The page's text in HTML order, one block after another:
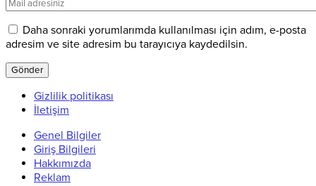
Daha sonraki yorumlarımda kullanılması için adım, e-posta
adresim ve site adresim bu tarayıcıya kaydedilsin.
Gizlilik politikası
İletişim
Genel Bilgiler
Giriş Bilgileri
Hakkımızda
Reklam